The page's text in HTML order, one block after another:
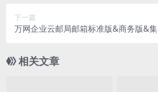
下一篇
万网企业云邮局邮箱标准版&商务版&
相关文章